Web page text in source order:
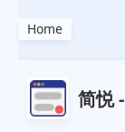
简悦
Home